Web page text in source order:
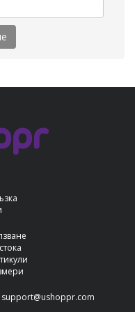
support@ushoppr.com